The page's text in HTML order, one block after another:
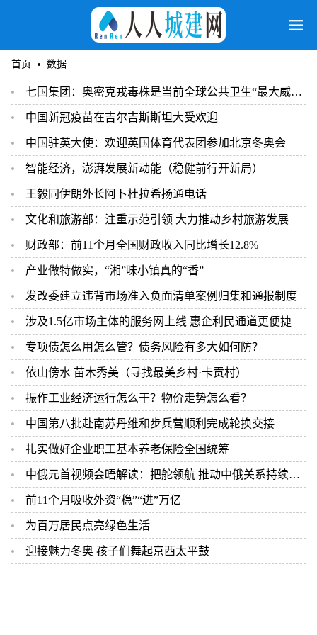
首页 数据
七国集团：奥密克戎毒株是当前全球公共卫生“最大威胁”
中国新冠疫苗在吉尔吉斯斯坦大受欢迎
中国驻英大使：欢迎英国体育代表团参加北京冬奥会
智能经济，澎湃发展新动能（稳健前行开新局）
王毅同伊朗外长阿卜杜拉希扬通电话
文化和旅游部：注重示范引领 大力推动乡村旅游发展
财政部：前11个月全国财政收入同比增长12.8%
产业做特做实，“湘”味小镇真的“香”
发改委建立违背市场准入负面清单案例归集和通报制度
涉及1.5亿市场主体的服务网上线 惠企利民通道更便捷
专项债怎么用怎么管？债务风险有多大如何防？
依山傍水 苗木秀美（寻找最美乡村·卡贡村）
振作工业经济运行怎么干？物价走势怎么看？
中国第八批赴南苏丹维和步兵营顺利完成轮换交接
扎实做好企业职工基本养老保险全国统筹
中俄元首视频会晤解读：把舵领航 推动中俄关系持续高质量发展
前11个月吸收外资“稳”“进”万亿
为百万居民点亮绿色生活
迎接魅力冬奥 孩子们舞起京西太平鼓